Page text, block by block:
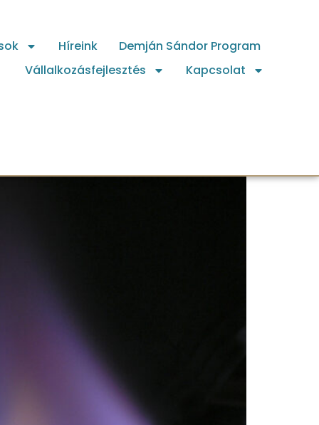
Híreink
Demján Sándor Program
Vállalkozásfejlesztés
Kapcsolat